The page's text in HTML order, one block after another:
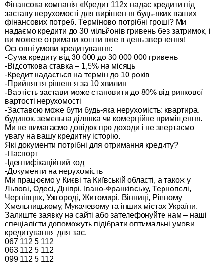
Фінансова компанія «Кредит 112» надає кредити під
заставу нерухомості для вирішення будь-яких ваших
фінансових потреб. Терміново потрібні гроші? Ми
надаємо кредити до 30 мільйонів гривень без затримок, і
ви можете отримати кошти вже в день звернення!
Основні умови кредитування:
-Сума кредиту від 30 000 до 30 000 000 гривень
-Відсоткова ставка – 1,5% на місяць
-Кредит надається на термін до 10 років
-Прийняття рішення за 10 хвилин
-Вартість застави може становити до 80% від ринкової
вартості нерухомості
-Заставою може бути будь-яка нерухомість: квартира,
будинок, земельна ділянка чи комерційне приміщення.
Ми не вимагаємо довідок про доходи і не звертаємо
увагу на вашу кредитну історію.
Які документи потрібні для отримання кредиту?
-Паспорт
-Ідентифікаційний код
-Документи на нерухомість
Ми працюємо у Києві та Київській області, а також у
Львові, Одесі, Дніпрі, Івано-Франківську, Тернополі,
Чернівцях, Ужгороді, Житомирі, Вінниці, Рівному,
Хмельницькому, Мукачевому та інших містах України.
Залиште заявку на сайті або зателефонуйте нам – наші
спеціалісти допоможуть підібрати оптимальні умови
кредитування для вас.
067 112 5 112
063 112 5 112
099 112 5 112